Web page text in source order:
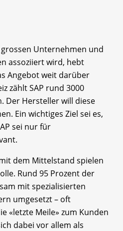
Unternehmen und
assoziiert wird, hebt
Angebot weit darüber
zählt SAP rund 3000
Der Hersteller will diese
Ein wichtiges Ziel sei es,
sei nur für
dem Mittelstand spielen
Rund 95 Prozent der
mit spezialisierten
umgesetzt – oft
«letzte Meile» zum Kunden
dabei vor allem als